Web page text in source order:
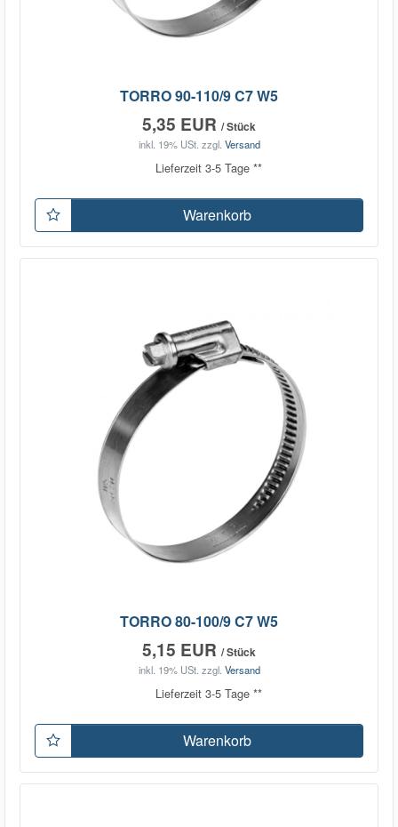
TORRO 90-110/9 C7 W5
5,35 EUR / Stück
inkl. 19% USt. zzgl. Versand
Lieferzeit 3-5 Tage **
Warenkorb
TORRO 80-100/9 C7 W5
5,15 EUR / Stück
inkl. 19% USt. zzgl. Versand
Lieferzeit 3-5 Tage **
Warenkorb